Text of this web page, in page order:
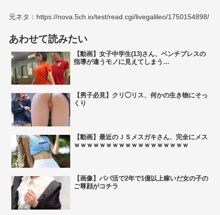
元ネタ：https://nova.5ch.io/test/read.cgi/livegalileo/1750154898/
あわせて読みたい
【動画】女子中学生(13)さん、ベンチプレスの
指導が違うモノに見えてしまう…
【男子必見】クリ◯リス、何かの生き物にそっ
くり
【動画】最近のＪＳメスガキさん、完全にメス
ｗｗｗｗｗｗｗｗｗｗｗｗｗｗｗｗｗｗ
【画像】パパ活で2年で1億以上稼いだ女の子の
ご尊顔がコチラ